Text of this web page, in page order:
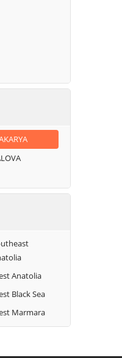
Anatolia
Black Sea
Marmara